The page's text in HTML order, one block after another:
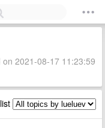
2021-08-17 11:23:59